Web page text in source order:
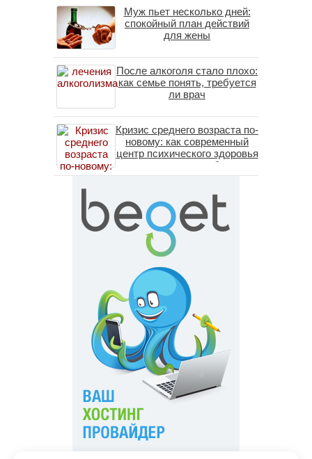
Муж пьет несколько дней:
спокойный план действий
для жены
После алкоголя стало плохо:
как семье понять, требуется
ли врач
Кризис среднего возраста по-
новому: как современный
центр психического здоровья
помогает пересобрать
личность без таблеток